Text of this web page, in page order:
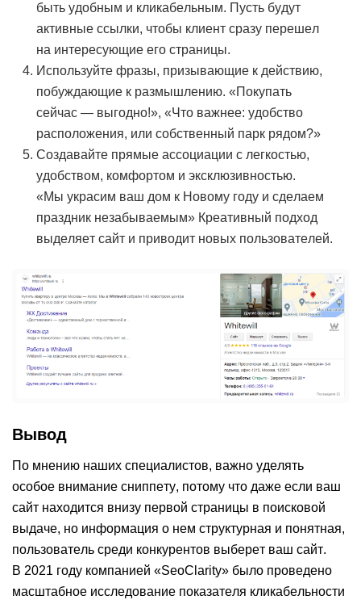
быть удобным и кликабельным. Пусть будут
активные ссылки, чтобы клиент сразу перешел
на интересующие его страницы.
Используйте фразы, призывающие к действию,
побуждающие к размышлению. «Покупать
сейчас — выгодно!», «Что важнее: удобство
расположения, или собственный парк рядом?»
Создавайте прямые ассоциации с легкостью,
удобством, комфортом и эксклюзивностью.
«Мы украсим ваш дом к Новому году и сделаем
праздник незабываемым» Креативный подход
выделяет сайт и приводит новых пользователей.
Вывод
По мнению наших специалистов, важно уделять
особое внимание сниппету, потому что даже если ваш
сайт находится внизу первой страницы в поисковой
выдаче, но информация о нем структурная и понятная,
пользователь среди конкурентов выберет ваш сайт.
В 2021 году компанией «SeoClarity» было проведено
масштабное исследование показателя кликабельности